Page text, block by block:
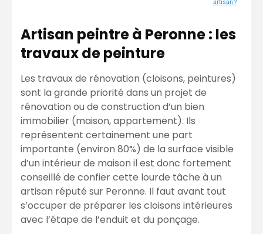
artisan ?
Artisan peintre à Peronne : les
travaux de peinture
Les travaux de rénovation (cloisons, peintures)
sont la grande priorité dans un projet de
rénovation ou de construction d’un bien
immobilier (maison, appartement). Ils
représentent certainement une part
importante (environ 80%) de la surface visible
d’un intérieur de maison il est donc fortement
conseillé de confier cette lourde tâche à un
artisan réputé sur Peronne. Il faut avant tout
s’occuper de préparer les cloisons intérieures
avec l’étape de l’enduit et du ponçage.